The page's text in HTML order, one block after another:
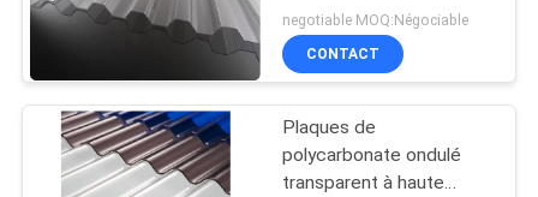
ondulé transparent 4x8
negotiable MOQ:Négociable
CONTACT
Plaques de
polycarbonate ondulé
transparent à haute